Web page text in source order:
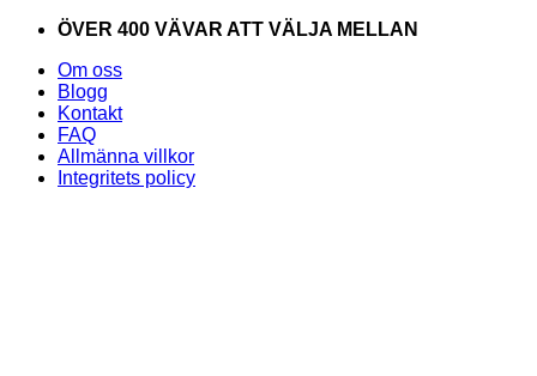
Skip
content
ÖVER 400 VÄVAR ATT VÄLJA MELLAN
Om oss
Blogg
Kontakt
FAQ
Allmänna villkor
Integritets policy